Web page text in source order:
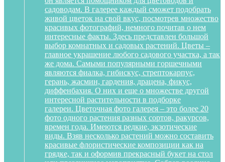
садоводам. В галерее каждый сможет подобрать
живой цветок на свой вкус, посмотрев множество
красивых фотографий, немного почитав о нем
интересные факты. Здесь представлен большой
выбор комнатных и садовых растений. Цветы –
главное украшение любого садового участка, а так
же дома. Самыми популярными горшечными
являются фиалка, гибискус, стрептокарпус,
герань, жасмин, гардения, драцена, фикус,
диффенбахия. О них и еще о множестве другой
интересной растительности в подборке
галереи. Цветочная фото галерея – это более 20
фото одного растения разных сортов, ракурсов,
времен года. Имеются редкие, экзотические
виды. Взяв несколько растений можно составить
красивые флористические композиции как на
грядке, так и оформив прекрасный букет на стол